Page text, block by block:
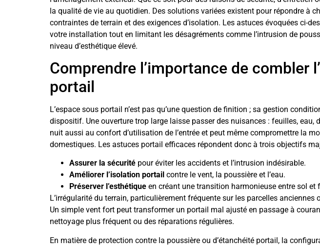
la qualité de vie au quotidien. Des solutions variées existent pour répondre à
contraintes de terrain et des exigences d’isolation. Les astuces évoquées ci-
votre installation tout en limitant les désagréments comme l’intrusion de
niveau d’esthétique élevé.
Comprendre l’importance de combler
portail
L’espace sous portail n’est pas qu’une question de finition ; sa gestion
dispositif. Une ouverture trop large laisse passer des nuisances : feuilles, eau,
nuit aussi au confort d’utilisation de l’entrée et peut même compromettre la
domestiques. Les astuces portail efficaces répondent donc à trois objectifs
Assurer la sécurité pour éviter les accidents et l’intrusion indésirable.
Améliorer l’isolation portail contre le vent, la poussière et l’eau.
Préserver l’esthétique en créant une transition harmonieuse entre sol et
L’irrégularité du terrain, particulièrement fréquente sur les parcelles
Un simple vent fort peut transformer un portail mal ajusté en passage à
nettoyage plus fréquent ou des réparations régulières.
En matière de protection contre la poussière ou d’étanchéité portail, la